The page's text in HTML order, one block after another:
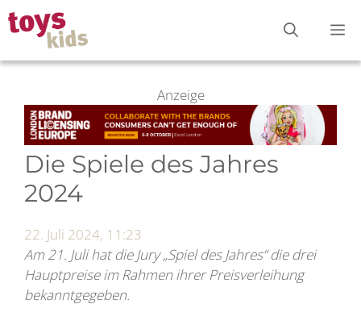
Zum
Inhalt
springen
Anzeige
Die Spiele des Jahres
2024
22. Juli 2024, 11:23
Am 21. Juli hat die Jury „Spiel des Jahres“ die drei
Hauptpreise im Rahmen ihrer Preisverleihung
bekanntgegeben.